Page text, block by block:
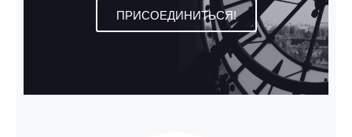
ПРИСОЕДИНИТЬСЯ!